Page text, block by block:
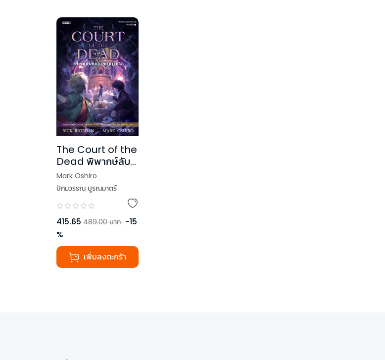
The Court of the
Dead พิพากษ์ลับ
ดับวิญญาณ
Mark Oshiro
,Rick Riordan
ปัทมวรรณ บูรณมาตร์
415.65 489.00 บาท -15
%
เพิ่มลงตะกร้า